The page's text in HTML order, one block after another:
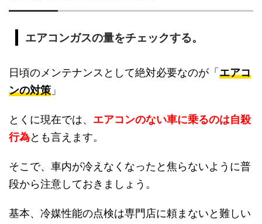
エアコンガスの量をチェックする。
日頃のメンテナンスとして絶対必要なのが「 エアコ
ンの対策 」
とくに現在では、 エアコンのない車に乗るのは自殺
行為とも言えます。
そこで、車内が冷えなくなったと焦らないように普
段から注意しておきましょう。
基本、冷媒性能の点検は専門店に頼まないと難しい